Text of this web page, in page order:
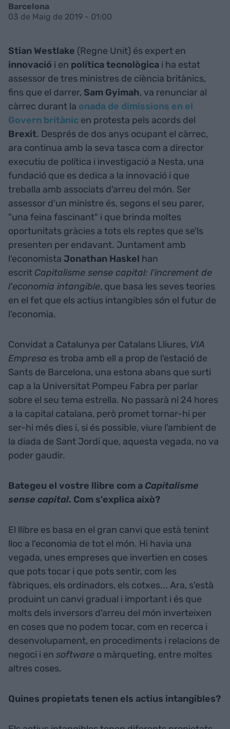
Barcelona
03 de Maig de 2019 - 01:00
Stian Westlake (Regne Unit) és expert en
innovació i en política tecnològica i ha estat
assessor de tres ministres de ciència britànics,
fins que el darrer, Sam Gyimah, va renunciar al
càrrec durant la onada de dimissions en el
Govern britànic en protesta pels acords del
Brexit. Després de dos anys ocupant el càrrec,
ara continua amb la seva tasca com a director
executiu de política i investigació a Nesta, una
fundació que es dedica a la innovació i que
treballa amb associats d'arreu del món. Ser
assessor d'un ministre és, segons el seu parer,
"una feina fascinant" i que brinda moltes
oportunitats gràcies a tots els reptes que se'ls
presenten per endavant. Juntament amb
l'economista Jonathan Haskel han
escrit Capitalisme sense capital: l'increment de
l'economia intangible, que basa les seves teories
en el fet que els actius intangibles són el futur de
l'economia.
Convidat a Catalunya per Catalans Lliures, VIA
Empresa es troba amb ell a prop de l'estació de
Sants de Barcelona, una estona abans que surti
cap a la Universitat Pompeu Fabra per parlar
sobre el seu tema estrella. No passarà ni 24 hores
a la capital catalana, però promet tornar-hi per
ser-hi més dies i, si és possible, viure l'ambient de
la diada de Sant Jordi que, aquesta vegada, no va
poder gaudir.
Bategeu el vostre llibre com a Capitalisme
sense capital. Com s'explica això?
El llibre es basa en el gran canvi que està tenint
lloc a l'economia de tot el món. Hi havia una
vegada, unes empreses que invertien en coses
que pots tocar i que pots sentir, com les
fàbriques, els ordinadors, els cotxes... Ara, s'està
produint un canvi gradual i important i és que
molts dels inversors d'arreu del món inverteixen
en coses que no podem tocar, com en recerca i
desenvolupament, en procediments i relacions de
negoci i en software o màrqueting, entre moltes
altres coses.
Quines propietats tenen els actius intangibles?